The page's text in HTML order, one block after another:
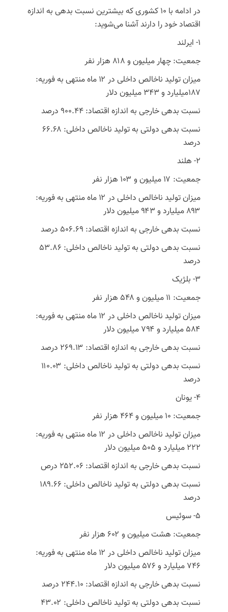
در ادامه با ۱۰ کشوری که بیشترین نسبت بدهی به اندازه
اقتصاد خود را دارند آشنا می‌شوید:
۱- ایرلند
جمعیت: چهار میلیون و ۸۱۸ هزار نفر
میزان تولید ناخالص داخلی در ۱۲ ماه منتهی به فوریه:
۱۸۷میلیارد و ۳۴۳ میلیون دلار
نسبت بدهی خارجی به اندازه اقتصاد: ۹۰۰.۴۴ درصد
نسبت بدهی دولتی به تولید ناخالص داخلی: ۶۶.۶۸
درصد
۲- هلند
جمعیت: ۱۷ میلیون و ۱۰۳ هزار نفر
میزان تولید ناخالص داخلی در ۱۲ ماه منتهی به فوریه:
۸۹۳ میلیارد و ۹۴۳ میلیون دلار
نسبت بدهی خارجی به اندازه اقتصاد: ۵۰۶.۶۹ درصد
نسبت بدهی دولتی به تولید ناخالص داخلی: ۵۳.۸۶
درصد
۳- بلژیک
جمعیت: ۱۱ میلیون و ۵۴۸ هزار نفر
میزان تولید ناخالص داخلی در ۱۲ ماه منتهی به فوریه:
۵۸۴ میلیارد و ۷۹۴ میلیون دلار
نسبت بدهی خارجی به اندازه اقتصاد: ۲۶۹.۱۳ درصد
نسبت بدهی دولتی به تولید ناخالص داخلی: ۱۱۰.۰۳
درصد
۴- یونان
جمعیت: ۱۰ میلیون و ۴۶۴ هزار نفر
میزان تولید ناخالص داخلی در ۱۲ ماه منتهی به فوریه:
۲۲۲ میلیارد و ۵۰۵ میلیون دلار
نسبت بدهی خارجی به اندازه اقتصاد: ۲۵۲.۰۶ درص
نسبت بدهی دولتی به تولید ناخالص داخلی: ۱۸۹.۶۶
درصد
۵- سوئیس
جمعیت: هشت میلیون و ۶۰۲ هزار نفر
میزان تولید ناخالص داخلی در ۱۲ ماه منتهی به فوریه:
۷۴۶ میلیارد و ۵۷۶ میلیون دلار
نسبت بدهی خارجی به اندازه اقتصاد: ۲۴۴.۱۰ درصد
نسبت بدهی دولتی به تولید ناخالص داخلی: ۴۳.۰۲